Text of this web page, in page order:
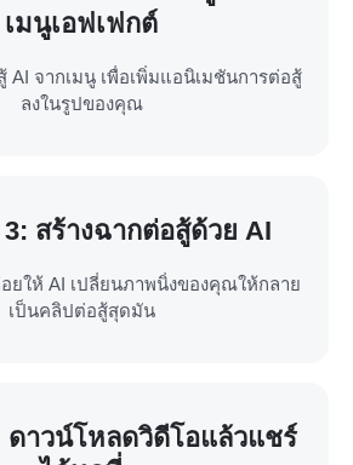
เมนูเอฟเฟกต์
AI จากเมนู เพื่อเพิ่มแอนิเมชันการต่อสู้
ลงในรูปของคุณ
สร้างฉากต่อสู้ด้วย AI
อยให้ AI เปลี่ยนภาพนิ่งของคุณให้กลาย
เป็นคลิปต่อสู้สุดมัน
าวน์โหลดวิดีโอแล้วแชร์